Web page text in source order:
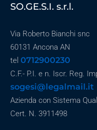
SO.GE.S.I. s.r.l.
Via Roberto Bianchi snc
60131 Ancona AN
tel 0712900230
C.F.- P.I. e n. Iscr. Reg.
sogesi@legalmail.it
Azienda con Sistema
Cert. N. 3911498